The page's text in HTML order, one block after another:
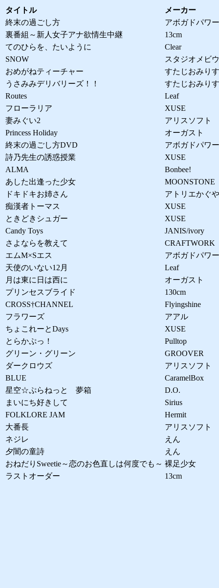
タイトル
メーカー
終末の過ごし方
アボガドパワ
裏番組～新人女子アナ欲情生中継
13cm
てのひらを、たいように
Clear
SNOW
スタジオメビ
おめがねティーチャー
すたじおみりす
うさみみデリバリーズ！！
すたじおみりす
Routes
Leaf
フローラリア
XUSE
妻みぐい2
アリスソフト
Princess Holiday
オーガスト
終末の過ごし方DVD
アボガドパワ
詩乃先生の誘惑授業
XUSE
ALMA
Bonbee!
あした出逢った少女
MOONSTONE
ドキドキお姉さん
アトリエかぐや
痴漢者トーマス
XUSE
ときどきシュガー
XUSE
Candy Toys
JANIS/ivory
さよならを教えて
CRAFTWORK
エムM×Sエス
アボガドパワ
天使のいない12月
Leaf
月は東に日は西に
オーガスト
プリンセスブライド
130cm
CROSS†CHANNEL
Flyingshine
フラワーズ
アアル
ちょこれーとDays
XUSE
とらかぷっ！
Pulltop
グリーン・グリーン
GROOVER
ダークロウズ
アリスソフト
BLUE
CaramelBox
星空☆ぷらねっと 夢箱
D.O.
まいにち好きして
Sirius
FOLKLORE JAM
Hermit
大番長
アリスソフト
ネジレ
えん
夕闇の童詩
えん
おねだりSweetie～恋のお色直しは何度でも～ 裸足少女
ラストオーダー
13cm